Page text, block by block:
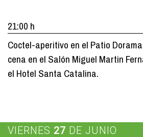
21:00 h
Coctel-aperitivo en el Patio
cena en el Salón Miguel Martin
el Hotel Santa Catalina.
VIERNES 27 DE JUNIO